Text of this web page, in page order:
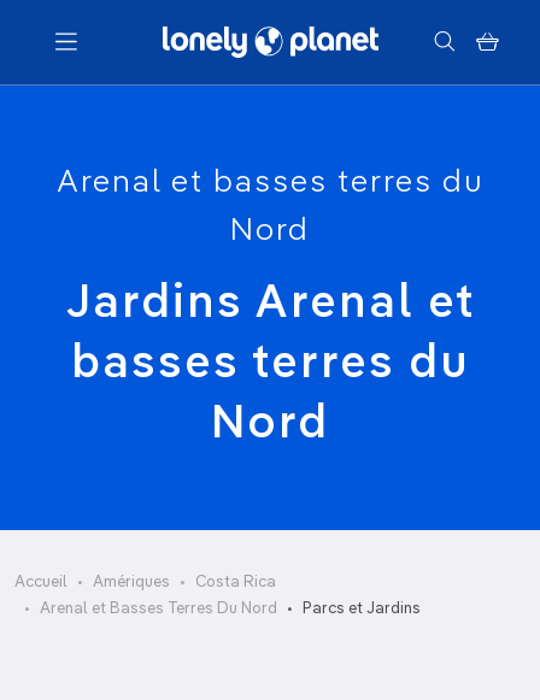
Menu
Votre recherche
Arenal et basses terres du
Nord
Jardins Arenal et
basses terres du
Nord
Accueil Amériques
Costa Rica
Arenal et Basses Terres Du Nord
Parcs et Jardins
Arenal Natura